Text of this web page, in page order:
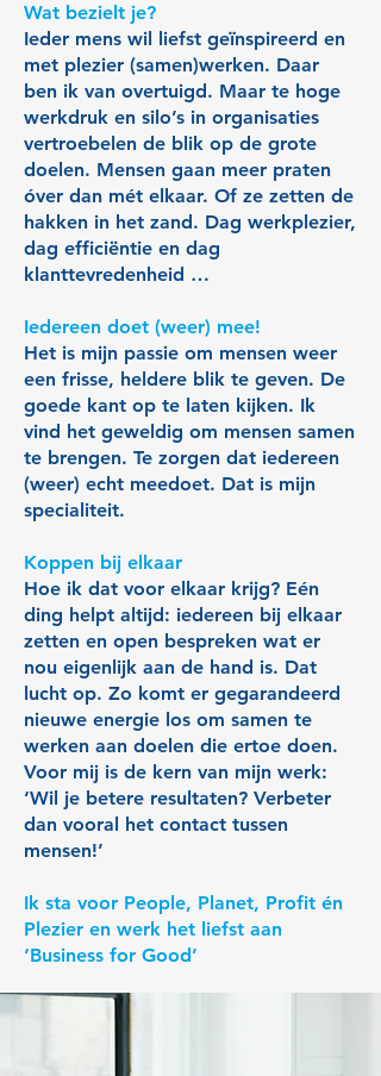
Wat bezielt je?
Ieder mens wil liefst geïnspireerd en
met plezier (samen)werken. Daar
ben ik van overtuigd. Maar te hoge
werkdruk en silo’s in organisaties
vertroebelen de blik op de grote
doelen. Mensen gaan meer praten
óver dan mét elkaar. Of ze zetten de
hakken in het zand. Dag werkplezier,
dag efficiëntie en dag
klanttevredenheid …
Iedereen doet (weer) mee!
Het is mijn passie om mensen weer
een frisse, heldere blik te geven. De
goede kant op te laten kijken. Ik
vind het geweldig om mensen samen
te brengen. Te zorgen dat iedereen
(weer) echt meedoet. Dat is mijn
specialiteit.
Koppen bij elkaar
Hoe ik dat voor elkaar krijg? Eén
ding helpt altijd: iedereen bij elkaar
zetten en open bespreken wat er
nou eigenlijk aan de hand is. Dat
lucht op. Zo komt er gegarandeerd
nieuwe energie los om samen te
werken aan doelen die ertoe doen.
Voor mij is de kern van mijn werk:
‘Wil je betere resultaten? Verbeter
dan vooral het contact tussen
mensen!’
Ik sta voor People, Planet, Profit én
Plezier en werk het liefst aan
‘Business for Good’